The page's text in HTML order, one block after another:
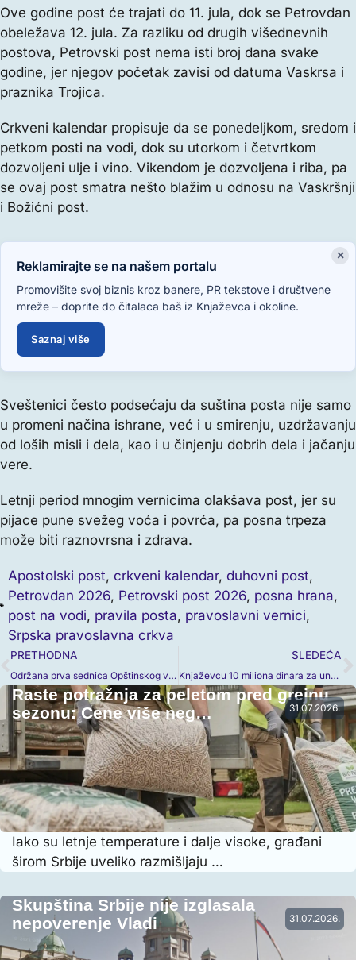
Ove godine post će trajati do 11. jula, dok se Petrovdan
obeležava 12. jula. Za razliku od drugih višednevnih
postova, Petrovski post nema isti broj dana svake
godine, jer njegov početak zavisi od datuma Vaskrsa i
praznika Trojica.
Crkveni kalendar propisuje da se ponedeljkom, sredom i
petkom posti na vodi, dok su utorkom i četvrtkom
dozvoljeni ulje i vino. Vikendom je dozvoljena i riba, pa
se ovaj post smatra nešto blažim u odnosu na Vaskršnji
i Božićni post.
×
Reklamirajte se na našem portalu
Promovišite svoj biznis kroz banere, PR tekstove i društvene
mreže – doprite do čitalaca baš iz Knjaževca i okoline.
Saznaj više
Sveštenici često podsećaju da suština posta nije samo
u promeni načina ishrane, već i u smirenju, uzdržavanju
od loših misli i dela, kao i u činjenju dobrih dela i jačanju
vere.
Letnji period mnogim vernicima olakšava post, jer su
pijace pune svežeg voća i povrća, pa posna trpeza
može biti raznovrsna i zdrava.
Apostolski post,crkveni kalendar,duhovni post,
Petrovdan 2026, Petrovski post 2026, posna hrana,
post na vodi, pravila posta, pravoslavni vernici,
Srpska pravoslavna crkva
PRETHODNA
Održana prva sednica Opštinskog veća u Knjaževcu, usvojene sve tačke dnevnog reda
SLEDEĆA
Knjaževcu 10 miliona dinara za unapređenje Doma kulture
31.07.2026.
Raste potražnja za peletom pred grejnu
sezonu: Cene više neg…
Iako su letnje temperature i dalje visoke, građani
širom Srbije uveliko razmišljaju …
31.07.2026.
Skupština Srbije nije izglasala
nepoverenje Vladi